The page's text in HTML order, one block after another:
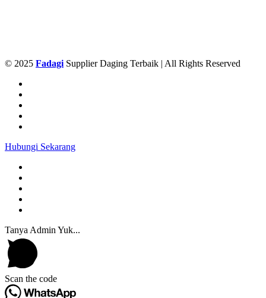
© 2025 Fadagi Supplier Daging Terbaik | All Rights Reserved
Hubungi Sekarang
Tanya Admin Yuk...
Scan the code